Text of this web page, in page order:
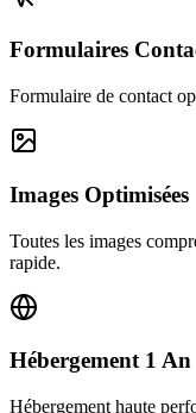
Formulaires
Formulaire de contact
Images Optimisées
Toutes les images
rapide.
Hébergement 1 An
Hébergement haute